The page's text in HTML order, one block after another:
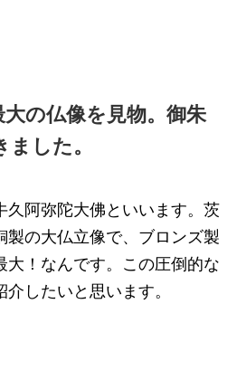
の仏像を見物。御朱
した。
久阿弥陀大佛といいます。茨
製の大仏立像で、ブロンズ製
大！なんです。この圧倒的な
したいと思います。